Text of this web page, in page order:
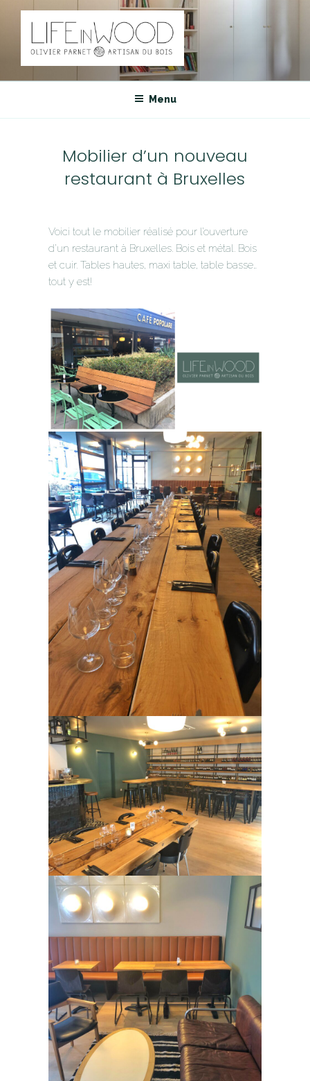
Aller
contenu
principal
LIFEINWOOD
Olivier Parnet, artisan du bois
Menu
Mobilier d’un nouveau
restaurant à Bruxelles
Voici tout le mobilier réalisé pour l’ouverture
d’un restaurant à Bruxelles. Bois et métal. Bois
et cuir. Tables hautes, maxi table, table basse…
tout y est!